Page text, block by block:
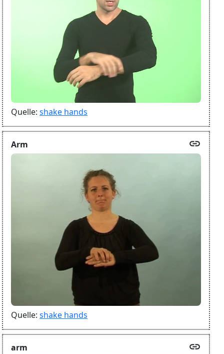
Quelle: shake hands
Arm link
Quelle: shake hands
arm link